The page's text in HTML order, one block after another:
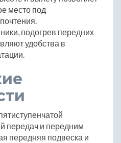
место под
подогрев передних
удобства в
передач и передним
передняя подвеска и